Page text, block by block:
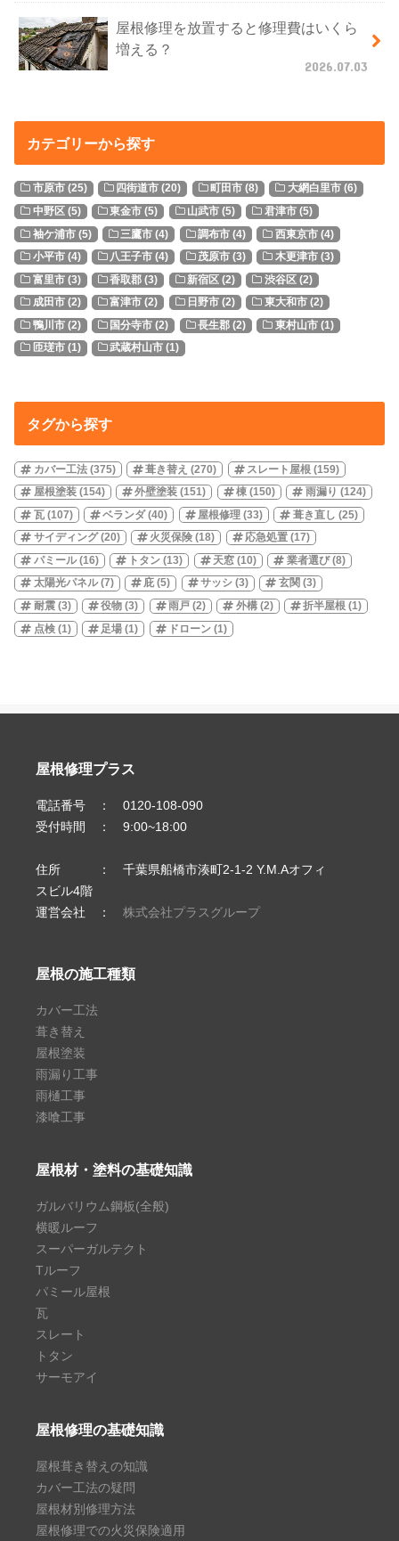
屋根修理を放置すると修理費はいくら
増える？
2026.07.03
カテゴリーから探す
市原市(25) 四街道市 (20) 町田市 (8) 大網白里市(6)
中野区(5) 東金市 (5) 山武市 (5) 君津市(5)
袖ケ浦市(5) 三鷹市 (4) 調布市 (4) 西東京市(4)
小平市(4) 八王子市 (4) 茂原市 (3) 木更津市(3)
富里市(3) 香取郡 (3) 新宿区 (2) 渋谷区(2)
成田市(2) 富津市 (2) 日野市 (2) 東大和市(2)
鴨川市(2) 国分寺市 (2) 長生郡 (2) 東村山市(1)
匝瑳市(1) 武蔵村山市 (1)
タグから探す
カバー工法(375) 葺き替え (270) スレート屋根 (159)
屋根塗装(154) 外壁塗装 (151) 棟 (150) 雨漏り (124)
瓦(107) ベランダ(40) 屋根修理 (33) 葺き直し (25)
サイディング(20) 火災保険 (18) 応急処置 (17)
パミール(16) トタン (13) 天窓 (10) 業者選び(8)
太陽光パネル(7) 庇 (5) サッシ (3) 玄関 (3)
耐震(3) 役物 (3) 雨戸 (2) 外構(2) 折半屋根 (1)
点検(1) 足場 (1) ドローン (1)
屋根修理プラス
電話番号 ： 0120-108-090
受付時間 ： 9:00~18:00
住所 ： 千葉県船橋市湊町2-1-2 Y.M.Aオフィ
スビル4階
運営会社 ： 株式会社プラスグループ
屋根の施工種類
カバー工法
葺き替え
屋根塗装
雨漏り工事
雨樋工事
漆喰工事
屋根材・塗料の基礎知識
ガルバリウム鋼板(全般)
横暖ルーフ
スーパーガルテクト
Tルーフ
パミール屋根
瓦
スレート
トタン
サーモアイ
屋根修理の基礎知識
屋根葺き替えの知識
カバー工法の疑問
屋根材別修理方法
屋根修理での火災保険適用